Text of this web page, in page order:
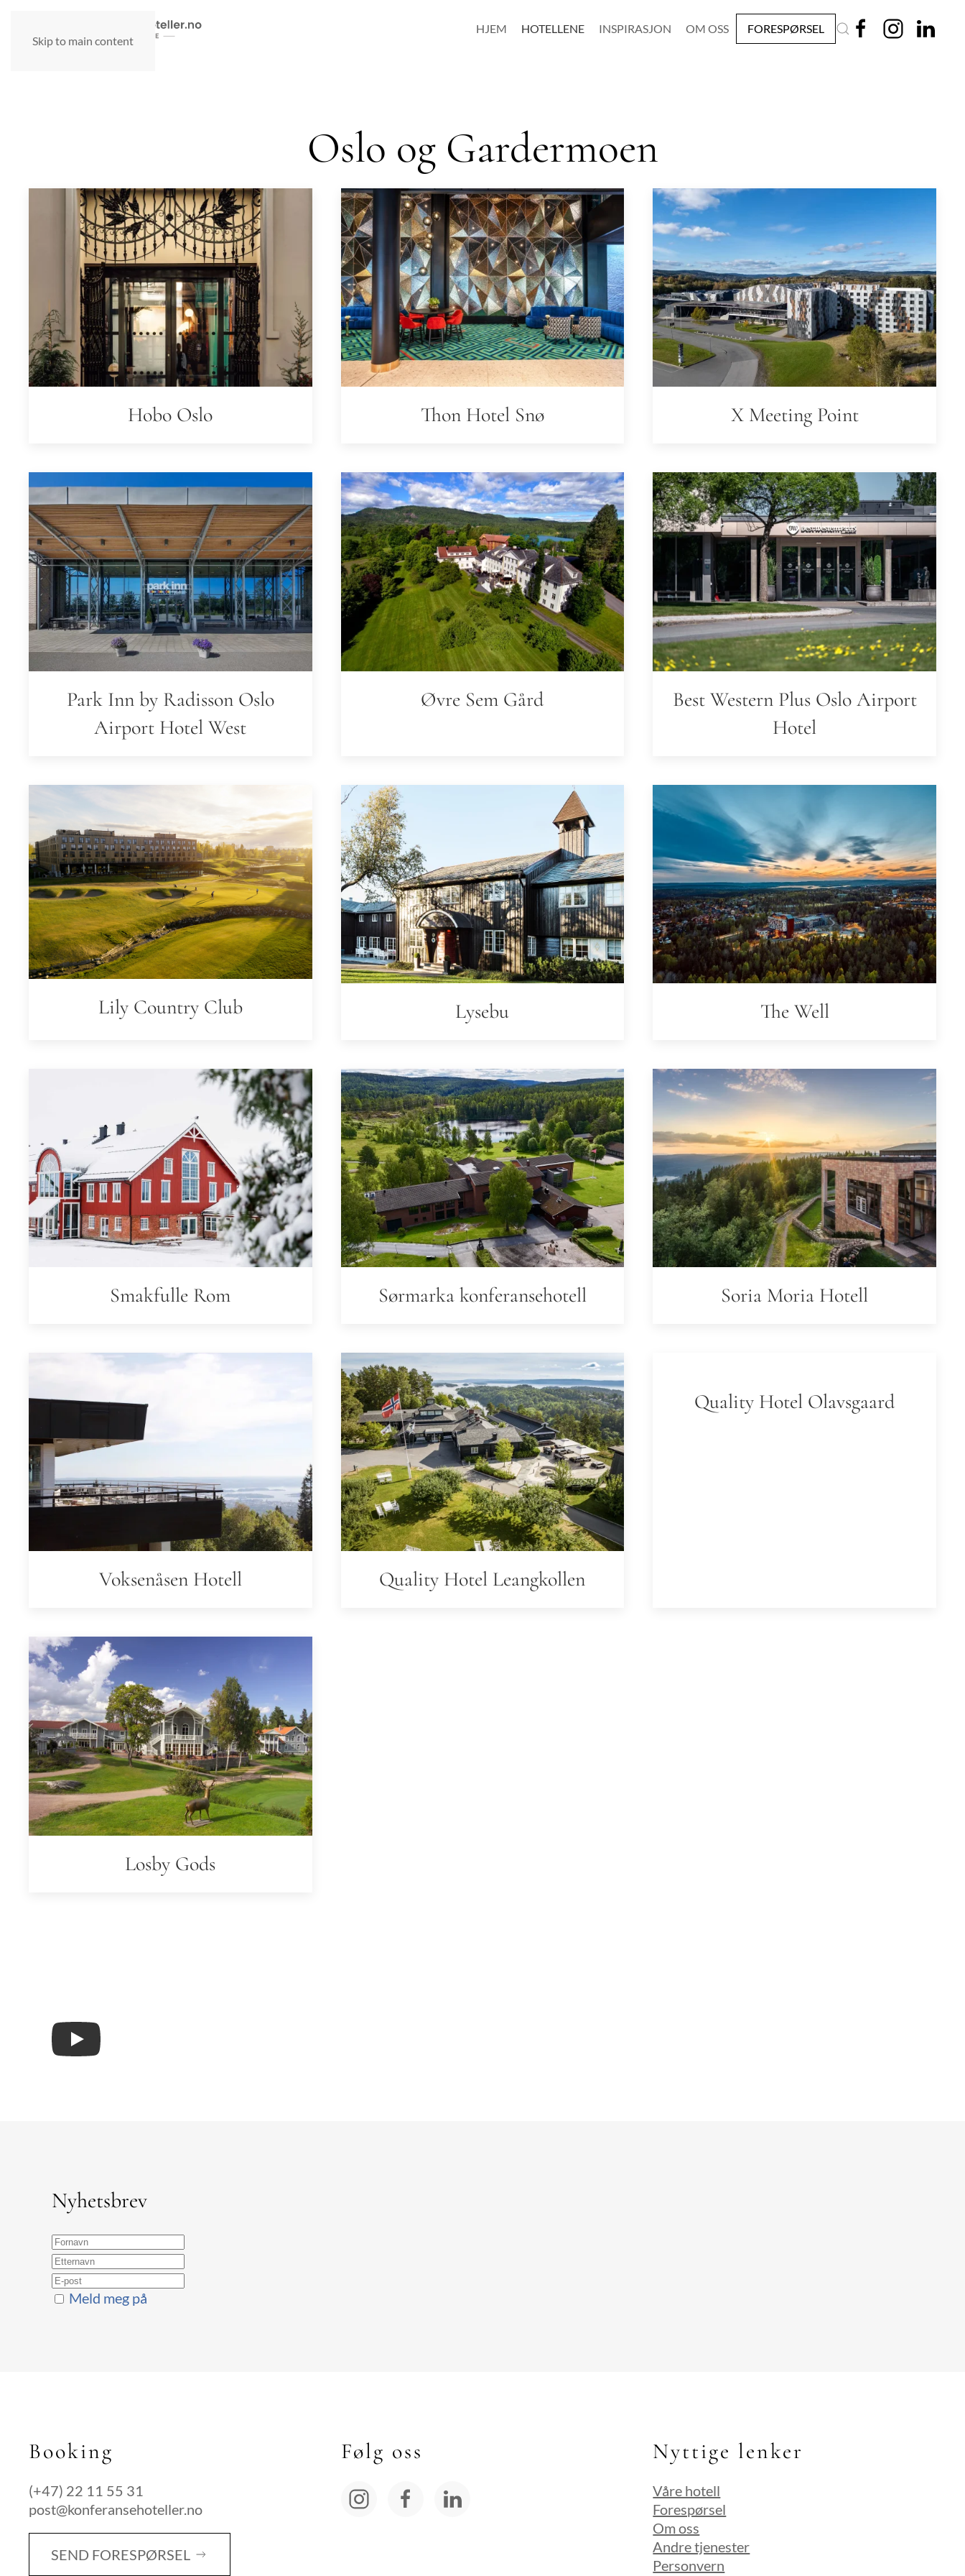
Skip to main content
HJEM HOTELLENE INSPIRASJON OM OSS FORESPØRSEL
Oslo og Gardermoen
Hobo Oslo Thon Hotel Snø X Meeting Point
Park Inn by Radisson Oslo
Airport Hotel West
Øvre Sem Gård
Best Western Plus Oslo Airport
Hotel
Lily Country Club Lysebu The Well
Smakfulle Rom Sørmarka konferansehotell Soria Moria Hotell
Voksenåsen Hotell Quality Hotel Leangkollen
Quality Hotel Olavsgaard
Losby Gods
Nyhetsbrev
Meld meg på
Booking
(+47) 22 11 55 31
post@konferansehoteller.no
SEND FORESPØRSEL
Følg oss Nyttige lenker
Våre hotell
Forespørsel
Om oss
Andre tjenester
Personvern